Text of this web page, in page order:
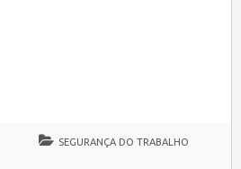
SEGURANÇA DO TRABALHO